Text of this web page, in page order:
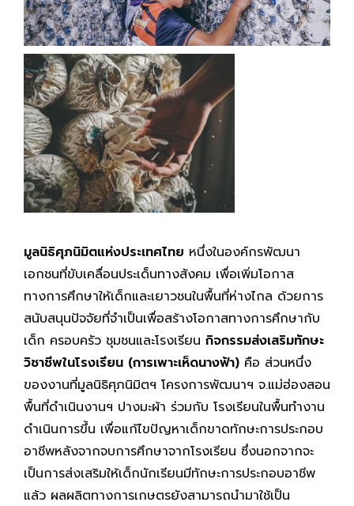
มูลนิธิศุภนิมิตแห่งประเทศไทย หนึ่งในองค์กรพัฒนา
เอกชนที่ขับเคลื่อนประเด็นทางสังคม เพื่อเพิ่มโอกาส
ทางการศึกษาให้เด็กและเยาวชนในพื้นที่ห่างไกล ด้วยการ
สนับสนุนปัจจัยที่จำเป็นเพื่อสร้างโอกาสทางการศึกษากับ
เด็ก ครอบครัว ชุมชนและโรงเรียน กิจกรรมส่งเสริมทักษะ
วิชาชีพในโรงเรียน (การเพาะเห็ดนางฟ้า) คือ ส่วนหนึ่ง
ของงานที่มูลนิธิศุภนิมิตฯ โครงการพัฒนาฯ จ.แม่ฮ่องสอน
พื้นที่ดำเนินงานฯ ปางมะผ้า ร่วมกับ โรงเรียนในพื้นทำงาน
ดำเนินการขึ้น เพื่อแก้ไขปัญหาเด็กขาดทักษะการประกอบ
อาชีพหลังจากจบการศึกษาจากโรงเรียน ซึ่งนอกจากจะ
เป็นการส่งเสริมให้เด็กนักเรียนมีทักษะการประกอบอาชีพ
แล้ว ผลผลิตทางการเกษตรยังสามารถนำมาใช้เป็น